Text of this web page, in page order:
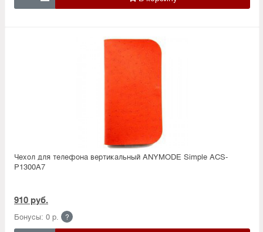
Чехол для телефона вертикальный ANYMODE Simple ACS-
P1300A7
910 руб.
Бонусы: 0 р. ?